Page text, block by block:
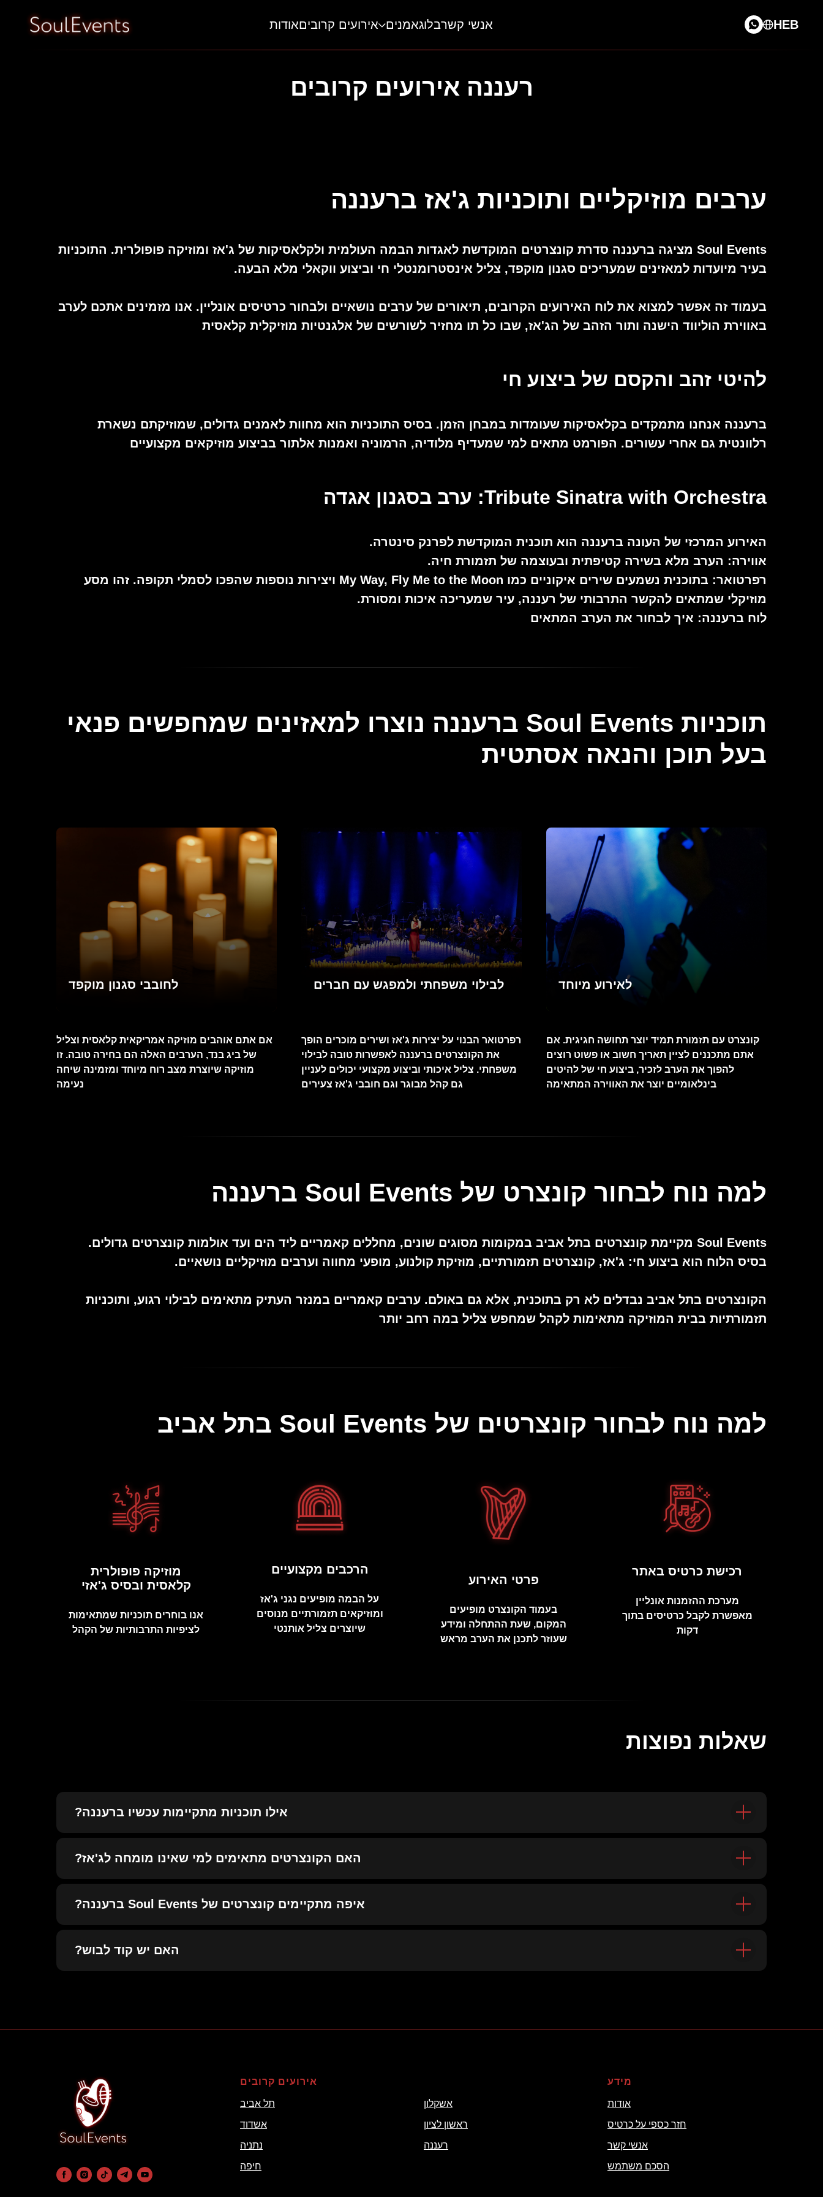
אודותאירועים קרובים אמניםבלוגאנשי קשר HEB
רעננה אירועים קרובים
ערבים מוזיקליים ותוכניות ג'אז ברעננה
Soul Events מציגה ברעננה סדרת קונצרטים המוקדשת לאגדות הבמה העולמית ולקלאסיקות של ג'אז ומוזיקה פופולרית. התוכניות
בעיר מיועדות למאזינים שמעריכים סגנון מוקפד, צליל אינסטרומנטלי חי וביצוע ווקאלי מלא הבעה.
בעמוד זה אפשר למצוא את לוח האירועים הקרובים, תיאורים של ערבים נושאיים ולבחור כרטיסים אונליין. אנו מזמינים אתכם לערב
באווירת הוליווד הישנה ותור הזהב של הג'אז, שבו כל תו מחזיר לשורשים של אלגנטיות מוזיקלית קלאסית
להיטי זהב והקסם של ביצוע חי
ברעננה אנחנו מתמקדים בקלאסיקות שעומדות במבחן הזמן. בסיס התוכניות הוא מחוות לאמנים גדולים, שמוזיקתם נשארת
רלוונטית גם אחרי עשורים. הפורמט מתאים למי שמעדיף מלודיה, הרמוניה ואמנות אלתור בביצוע מוזיקאים מקצועיים
Tribute Sinatra with Orchestra: ערב בסגנון אגדה
האירוע המרכזי של העונה ברעננה הוא תוכנית המוקדשת לפרנק סינטרה.
אווירה: הערב מלא בשירה קטיפתית ובעוצמה של תזמורת חיה.
רפרטואר: בתוכנית נשמעים שירים איקוניים כמו My Way, Fly Me to the Moon ויצירות נוספות שהפכו לסמלי תקופה. זהו מסע
מוזיקלי שמתאים להקשר התרבותי של רעננה, עיר שמעריכה איכות ומסורת.
לוח ברעננה: איך לבחור את הערב המתאים
תוכניות Soul Events ברעננה נוצרו למאזינים שמחפשים פנאי
בעל תוכן והנאה אסתטית
לחובבי סגנון מוקפד
אם אתם אוהבים מוזיקה אמריקאית קלאסית וצליל
של ביג בנד, הערבים האלה הם בחירה טובה. זו
מוזיקה שיוצרת מצב רוח מיוחד ומזמינה שיחה
נעימה
לבילוי משפחתי ולמפגש עם חברים
רפרטואר הבנוי על יצירות ג'אז ושירים מוכרים הופך
את הקונצרטים ברעננה לאפשרות טובה לבילוי
משפחתי. צליל איכותי וביצוע מקצועי יכולים לעניין
גם קהל מבוגר וגם חובבי ג'אז צעירים
לאירוע מיוחד
קונצרט עם תזמורת תמיד יוצר תחושה חגיגית. אם
אתם מתכננים לציין תאריך חשוב או פשוט רוצים
להפוך את הערב לזכיר, ביצוע חי של להיטים
בינלאומיים יוצר את האווירה המתאימה
למה נוח לבחור קונצרט של Soul Events ברעננה
Soul Events מקיימת קונצרטים בתל אביב במקומות מסוגים שונים, מחללים קאמריים ליד הים ועד אולמות קונצרטים גדולים.
בסיס הלוח הוא ביצוע חי: ג'אז, קונצרטים תזמורתיים, מוזיקת קולנוע, מופעי מחווה וערבים מוזיקליים נושאיים.
הקונצרטים בתל אביב נבדלים לא רק בתוכנית, אלא גם באולם. ערבים קאמריים במנזר העתיק מתאימים לבילוי רגוע, ותוכניות
תזמורתיות בבית המוזיקה מתאימות לקהל שמחפש צליל במה רחב יותר
למה נוח לבחור קונצרטים של Soul Events בתל אביב
מוזיקה פופולרית
קלאסית ובסיס ג'אזי
אנו בוחרים תוכניות שמתאימות
לציפיות התרבותיות של הקהל
הרכבים מקצועיים
על הבמה מופיעים נגני ג'אז
ומוזיקאים תזמורתיים מנוסים
שיוצרים צליל אותנטי
פרטי האירוע
בעמוד הקונצרט מופיעים
המקום, שעת ההתחלה ומידע
שעוזר לתכנן את הערב מראש
רכישת כרטיס באתר
מערכת ההזמנות אונליין
מאפשרת לקבל כרטיסים בתוך
דקות
שאלות נפוצות
אילו תוכניות מתקיימות עכשיו ברעננה?
האם הקונצרטים מתאימים למי שאינו מומחה לג'אז?
איפה מתקיימים קונצרטים של Soul Events ברעננה?
האם יש קוד לבוש?
אירועים קרובים
תל אביב
אשדוד
נתניה
חיפה
אשקלון
ראשון לציון
רעננה
מידע
אודות
חזר כספי על כרטיס
אנשי קשר
הסכם משתמש